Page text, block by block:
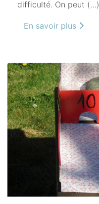
difficulté. On peut (…)
En savoir plus